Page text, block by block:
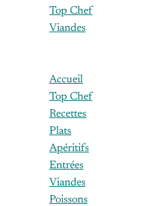
Top Chef
Viandes
Accueil
Top Chef
Recettes
Plats
Apéritifs
Entrées
Viandes
Poissons